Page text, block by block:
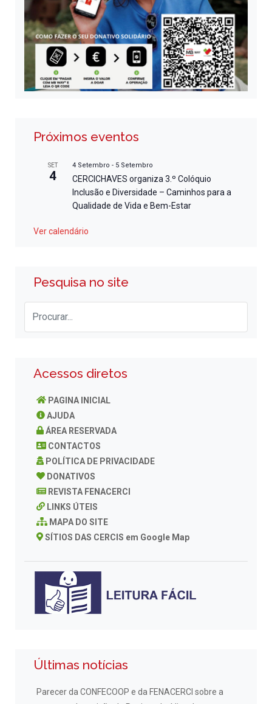
Próximos eventos
SET
4
4 Setembro - 5 Setembro
CERCICHAVES organiza 3.º Colóquio
Inclusão e Diversidade – Caminhos para a
Qualidade de Vida e Bem-Estar
Ver calendário
Pesquisa no site
Acessos diretos
PAGINA INICIAL
AJUDA
ÁREA RESERVADA
CONTACTOS
POLÍTICA DE PRIVACIDADE
DONATIVOS
REVISTA FENACERCI
LINKS ÚTEIS
MAPA DO SITE
SÍTIOS DAS CERCIS em Google Map
Últimas notícias
Parecer da CONFECOOP e da FENACERCI sobre a